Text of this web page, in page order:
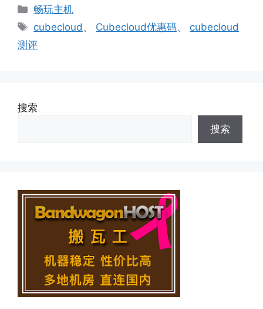
分
畅玩主机
标
签
cubecloud 、 Cubecloud优惠码、 cubecloud
测评
搜索
搜索